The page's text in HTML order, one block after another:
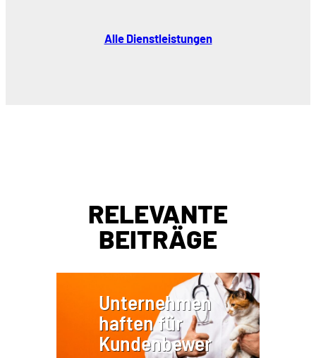
Alle Dienstleistungen
RELEVANTE
BEITRÄGE
Unternehmen
haften für
Kundenbewer